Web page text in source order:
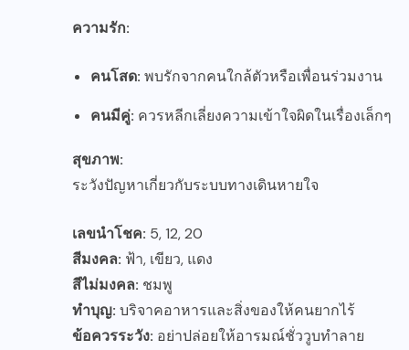
ความรัก:
คนโสด: พบรักจากคนใกล้ตัวหรือเพื่อนร่วมงาน
คนมีคู่: ควรหลีกเลี่ยงความเข้าใจผิดในเรื่องเล็กๆ
สุขภาพ:
ระวังปัญหาเกี่ยวกับระบบทางเดินหายใจ
เลขนำโชค: 5, 12, 20
สีมงคล: ฟ้า, เขียว, แดง
สีไม่มงคล: ชมพู
ทำบุญ: บริจาคอาหารและสิ่งของให้คนยากไร้
ข้อควรระวัง: อย่าปล่อยให้อารมณ์ชั่ววูบทำลาย